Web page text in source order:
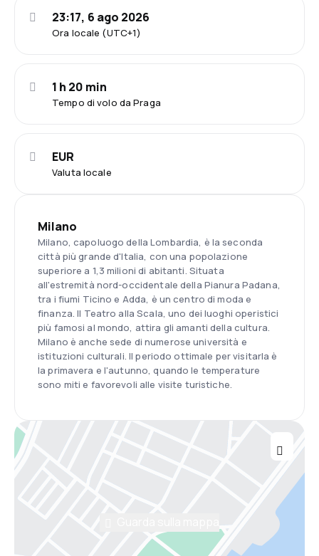
Ora locale (UTC+1)
23:17, 6 ago 2026
Tempo di volo da Praga
1 h 20 min
Valuta locale
EUR
Milano
Milano, capoluogo della Lombardia, è la seconda
città più grande d'Italia, con una popolazione
superiore a 1,3 milioni di abitanti. Situata
all'estremità nord-occidentale della Pianura Padana,
tra i fiumi Ticino e Adda, è un centro di moda e
finanza. Il Teatro alla Scala, uno dei luoghi operistici
più famosi al mondo, attira gli amanti della cultura.
Milano è anche sede di numerose università e
istituzioni culturali. Il periodo ottimale per visitarla è
la primavera e l'autunno, quando le temperature
sono miti e favorevoli alle visite turistiche.